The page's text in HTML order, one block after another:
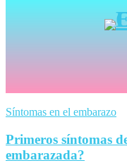
Síntomas en el embarazo
Primeros síntomas
embarazada?